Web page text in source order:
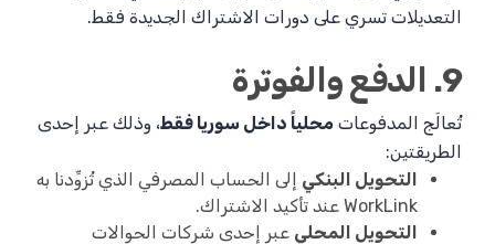
التعديلات تسري على دورات الاشتراك الجديدة فقط.
9. الدفع والفوترة
تُعالَج المدفوعات محلياً داخل سوريا فقط، وذلك عبر إحدى
الطريقتين:
التحويل البنكي إلى الحساب المصرفي الذي تُزوِّدنا به
WorkLink عند تأكيد الاشتراك.
التحويل المحلي عبر إحدى شركات الحوالات